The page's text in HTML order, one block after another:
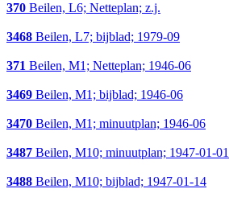
370 Beilen, L6; Netteplan; z.j.
3468 Beilen, L7; bijblad; 1979-09
371 Beilen, M1; Netteplan; 1946-06
3469 Beilen, M1; bijblad; 1946-06
3470 Beilen, M1; minuutplan; 1946-06
3487 Beilen, M10; minuutplan; 1947-01-01
3488 Beilen, M10; bijblad; 1947-01-14